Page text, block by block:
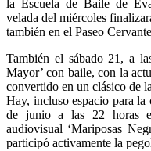
la Escuela de Baile de
velada del miércoles
también en el Paseo
También el sábado 21, a
Mayor’ con baile, con la
convertido en un clásico de
Hay, incluso espacio para
de junio a las 22 horas
audiovisual ‘Mariposas
participó activamente la